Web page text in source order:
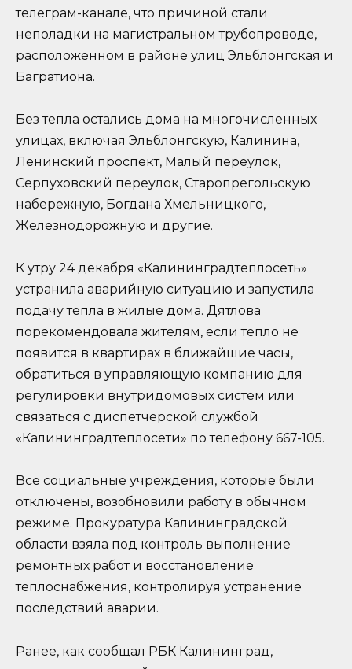
телеграм-канале, что причиной стали
неполадки на магистральном трубопроводе,
расположенном в районе улиц Эльблонгская и
Багратиона.
Без тепла остались дома на многочисленных
улицах, включая Эльблонгскую, Калинина,
Ленинский проспект, Малый переулок,
Серпуховский переулок, Старопрегольскую
набережную, Богдана Хмельницкого,
Железнодорожную и другие.
К утру 24 декабря «Калининградтеплосеть»
устранила аварийную ситуацию и запустила
подачу тепла в жилые дома. Дятлова
порекомендовала жителям, если тепло не
появится в квартирах в ближайшие часы,
обратиться в управляющую компанию для
регулировки внутридомовых систем или
связаться с диспетчерской службой
«Калининградтеплосети» по телефону 667-105.
Все социальные учреждения, которые были
отключены, возобновили работу в обычном
режиме. Прокуратура Калининградской
области взяла под контроль выполнение
ремонтных работ и восстановление
теплоснабжения, контролируя устранение
последствий аварии.
Ранее, как сообщал РБК Калининград,